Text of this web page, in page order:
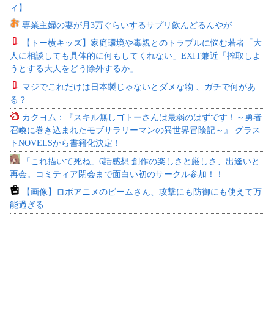
ィ】
専業主婦の妻が月3万ぐらいするサプリ飲んどるんやが
【トー横キッズ】家庭環境や毒親とのトラブルに悩む若者「大
人に相談しても具体的に何もしてくれない」EXIT兼近「搾取しよ
うとする大人をどう除外するか」
マジでこれだけは日本製じゃないとダメな物 、ガチで何があ
る？
カクヨム：『スキル無しゴトーさんは最弱のはずです！～勇者
召喚に巻き込まれたモブサラリーマンの異世界冒険記～』 グラス
トNOVELSから書籍化決定！
「これ描いて死ね」6話感想 創作の楽しさと厳しさ、出逢いと
再会。コミティア閉会まで面白い初のサークル参加！！
【画像】ロボアニメのビームさん、攻撃にも防御にも使えて万
能過ぎる